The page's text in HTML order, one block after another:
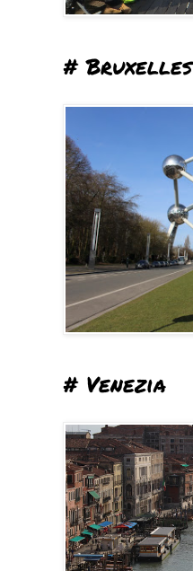
# Bruxelles
# Venezia